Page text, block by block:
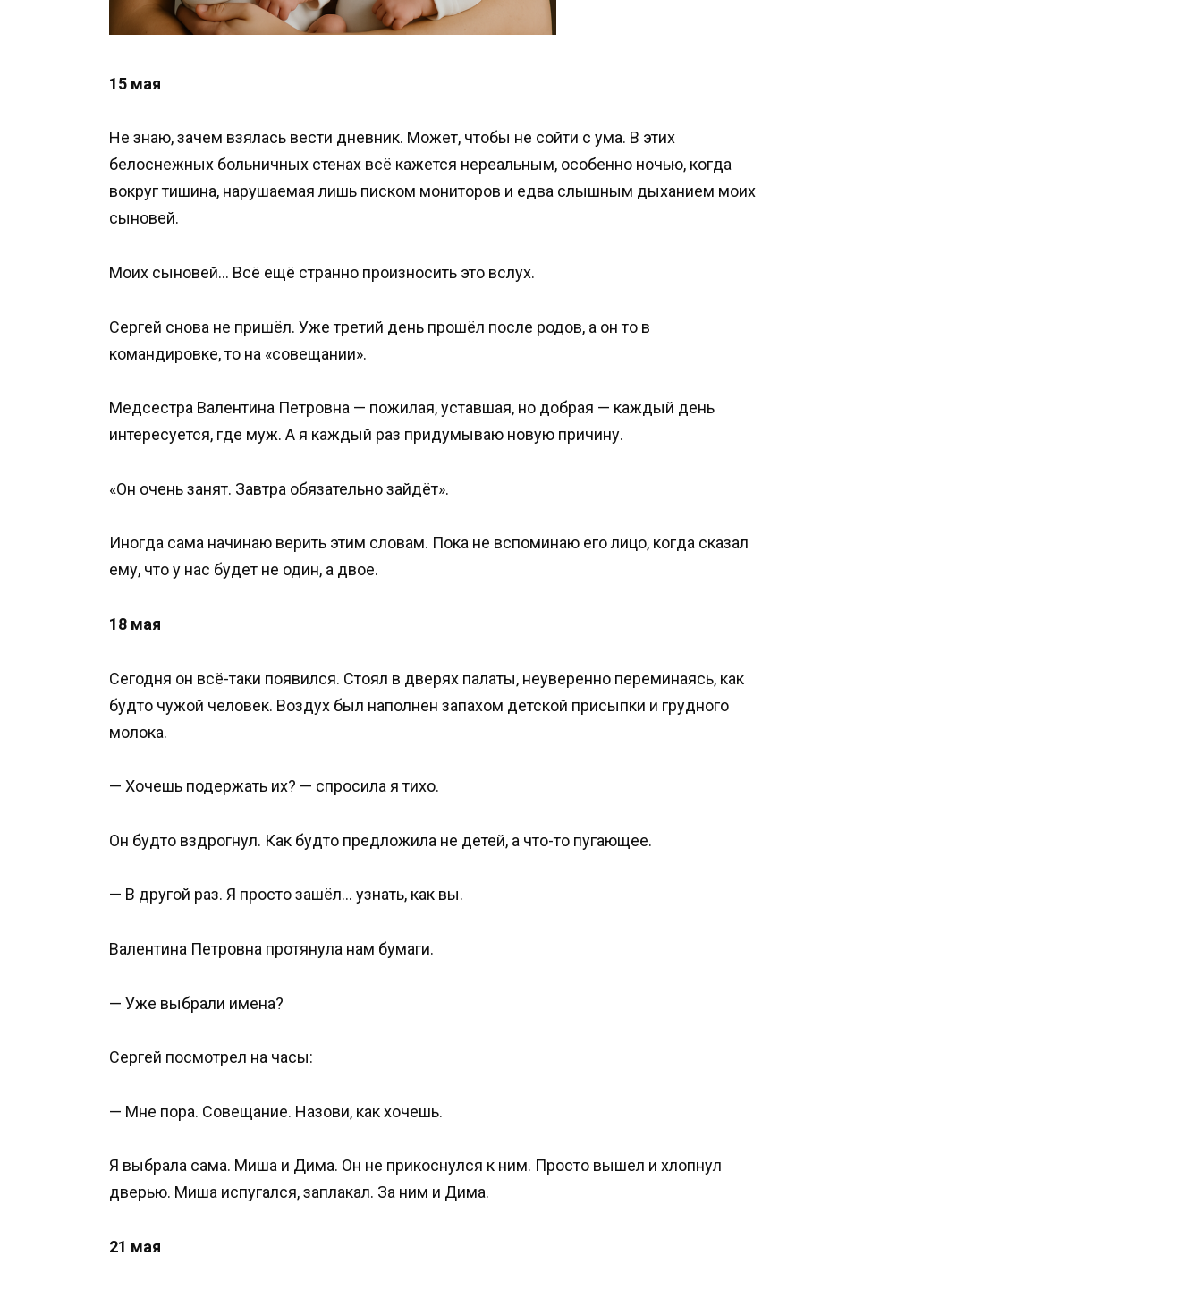
15 мая
Не знаю, зачем взялась вести дневник. Может, чтобы не сойти с ума. В этих
белоснежных больничных стенах всё кажется нереальным, особенно ночью, когда
вокруг тишина, нарушаемая лишь писком мониторов и едва слышным дыханием моих
сыновей.
Моих сыновей… Всё ещё странно произносить это вслух.
Сергей снова не пришёл. Уже третий день прошёл после родов, а он то в
командировке, то на «совещании».
Медсестра Валентина Петровна — пожилая, уставшая, но добрая — каждый день
интересуется, где муж. А я каждый раз придумываю новую причину.
«Он очень занят. Завтра обязательно зайдёт».
Иногда сама начинаю верить этим словам. Пока не вспоминаю его лицо, когда сказал
ему, что у нас будет не один, а двое.
18 мая
Сегодня он всё-таки появился. Стоял в дверях палаты, неуверенно переминаясь, как
будто чужой человек. Воздух был наполнен запахом детской присыпки и грудного
молока.
— Хочешь подержать их? — спросила я тихо.
Он будто вздрогнул. Как будто предложила не детей, а что-то пугающее.
— В другой раз. Я просто зашёл… узнать, как вы.
Валентина Петровна протянула нам бумаги.
— Уже выбрали имена?
Сергей посмотрел на часы:
— Мне пора. Совещание. Назови, как хочешь.
Я выбрала сама. Миша и Дима. Он не прикоснулся к ним. Просто вышел и хлопнул
дверью. Миша испугался, заплакал. За ним и Дима.
21 мая